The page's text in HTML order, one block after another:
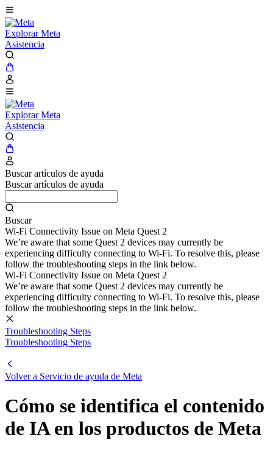
Explorar Meta
Asistencia
Explorar Meta
Asistencia
Buscar artículos de ayuda
Buscar artículos de ayuda
Buscar
Wi-Fi Connectivity Issue on Meta Quest 2
We’re aware that some Quest 2 devices may currently be
experiencing difficulty connecting to Wi-Fi. To resolve this, please
follow the troubleshooting steps in the link below.
Wi-Fi Connectivity Issue on Meta Quest 2
We’re aware that some Quest 2 devices may currently be
experiencing difficulty connecting to Wi-Fi. To resolve this, please
follow the troubleshooting steps in the link below.
Troubleshooting Steps
Troubleshooting Steps
Volver a Servicio de ayuda de Meta
Cómo se identifica el contenido
de IA en los productos de Meta